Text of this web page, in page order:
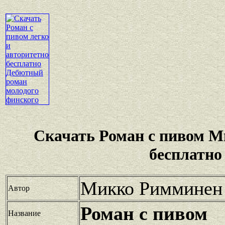
Скачать Роман с пивом
бесплатно
Автор Микко Римминен
Название Роман с пивом